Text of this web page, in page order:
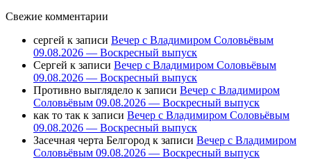
Свежие комментарии
сергей к записи Вечер с Владимиром Соловьёвым
09.08.2026 — Воскресный выпуск
Сергей к записи Вечер с Владимиром Соловьёвым
09.08.2026 — Воскресный выпуск
Противно выглядело к записи Вечер с Владимиром
Соловьёвым 09.08.2026 — Воскресный выпуск
как то так к записи Вечер с Владимиром Соловьёвым
09.08.2026 — Воскресный выпуск
Засечная черта Белгород к записи Вечер с Владимиром
Соловьёвым 09.08.2026 — Воскресный выпуск